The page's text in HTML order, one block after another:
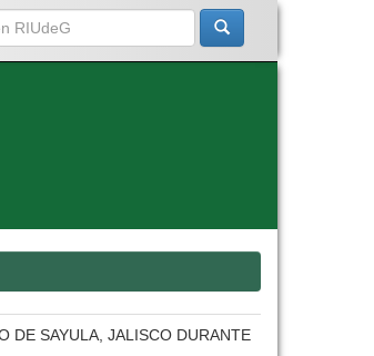
DE SAYULA, JALISCO DURANTE